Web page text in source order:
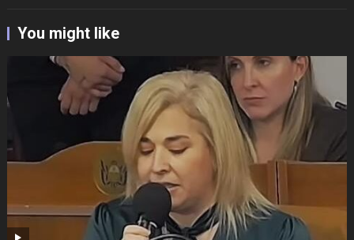
You might like